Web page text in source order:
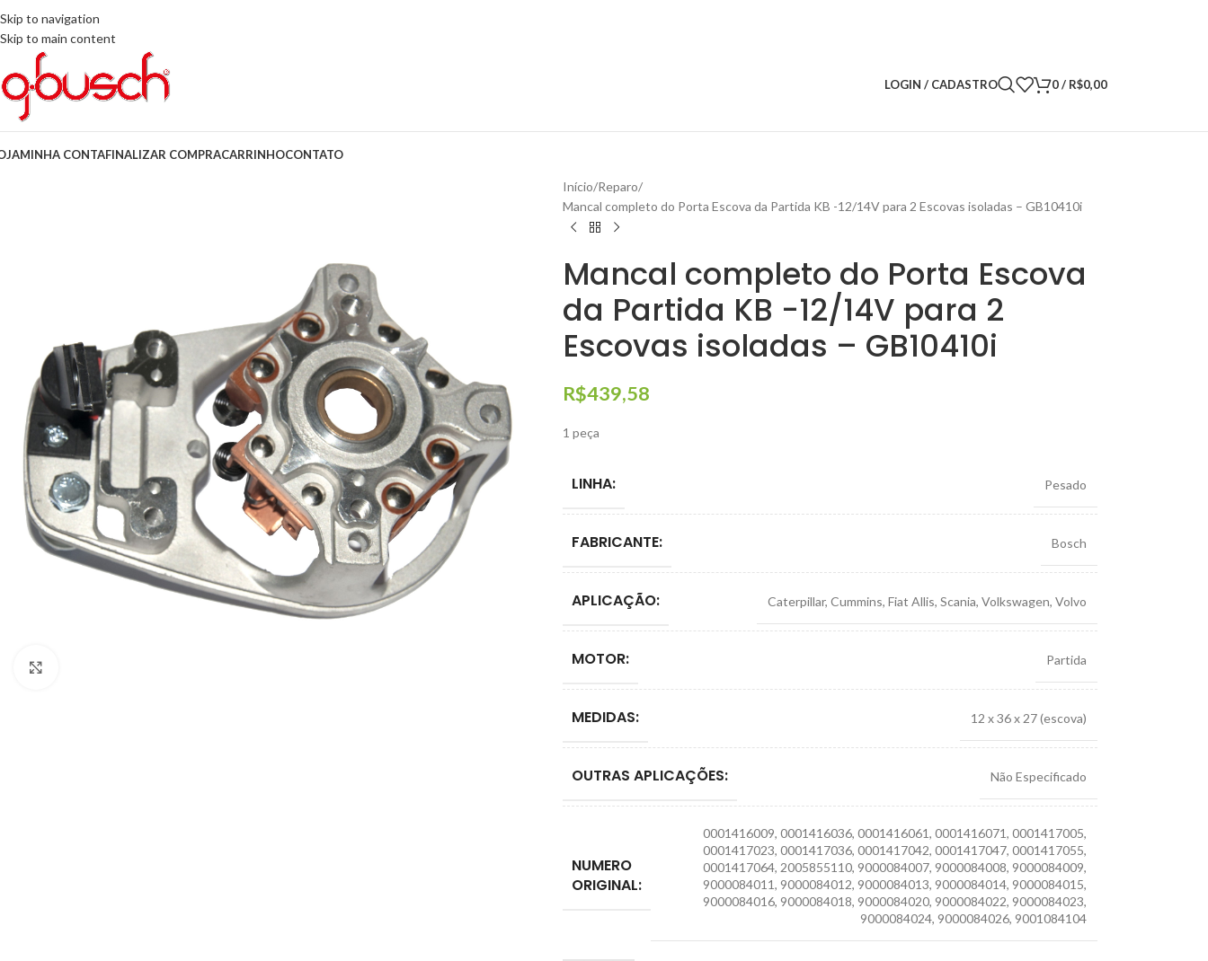
Skip to navigation
Skip to main content
LOGIN / CADASTRO 0/ R$0,00
MINHA CONTAFINALIZAR COMPRACARRINHOCONTATO
Início Reparo
Mancal completo do Porta Escova da Partida KB -12/14V para 2 Escovas isoladas – GB10410i
Mancal completo do Porta Escova
da Partida KB -12/14V para 2
Escovas isoladas – GB10410i
R$439,58
1 peça
LINHA: Pesado
FABRICANTE: Bosch
APLICAÇÃO: Caterpillar, Cummins, Fiat Allis, Scania, Volkswagen, Volvo
MOTOR: Partida
MEDIDAS: 12 x 36 x 27 (escova)
OUTRAS APLICAÇÕES: Não Especificado
NUMERO
ORIGINAL:
0001416009, 0001416036, 0001416061, 0001416071, 0001417005,
0001417023, 0001417036, 0001417042, 0001417047, 0001417055,
0001417064, 2005855110, 9000084007, 9000084008, 9000084009,
9000084011, 9000084012, 9000084013, 9000084014, 9000084015,
9000084016, 9000084018, 9000084020, 9000084022, 9000084023,
9000084024, 9000084026, 9001084104